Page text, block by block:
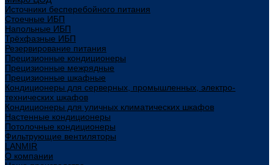
Источники бесперебойного питания
Стоечные ИБП
Напольные ИБП
Трёхфазные ИБП
Резервирование питания
Прецизионные кондиционеры
Прецизионные межрядные
Прецизионные шкафные
Кондиционеры для серверных, промышленных, электро-
технических шкафов
Кондиционеры для уличных климатических шкафов
Настенные кондиционеры
Потолочные кондиционеры
Фильтрующие вентиляторы
LANMIR
О компании